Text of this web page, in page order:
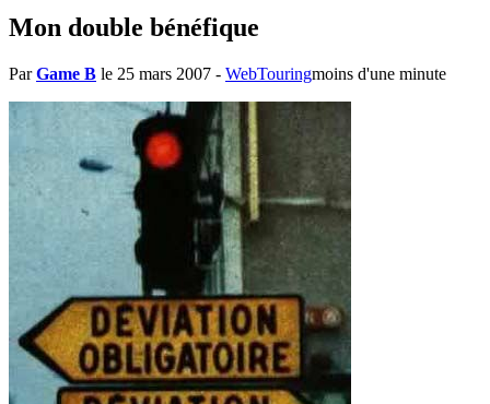
Mon double bénéfique
ParGame B le 25 mars 2007 - WebTouringmoins d'une minute